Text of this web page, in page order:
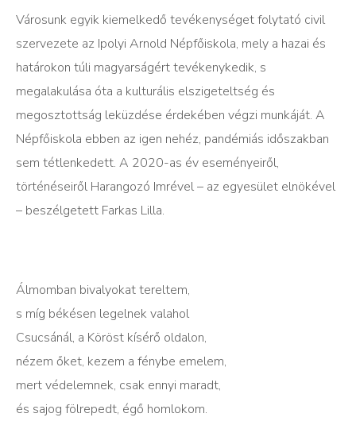
Városunk egyik kiemelkedő tevékenységet folytató civil
szervezete az Ipolyi Arnold Népfőiskola, mely a hazai és
határokon túli magyarságért tevékenykedik, s
megalakulása óta a kulturális elszigeteltség és
megosztottság leküzdése érdekében végzi munkáját. A
Népfőiskola ebben az igen nehéz, pandémiás időszakban
sem tétlenkedett. A 2020-as év eseményeiről,
történéseiről Harangozó Imrével – az egyesület elnökével
– beszélgetett Farkas Lilla.
Álmomban bivalyokat tereltem,
s míg békésen legelnek valahol
Csucsánál, a Köröst kísérő oldalon,
nézem őket, kezem a fénybe emelem,
mert védelemnek, csak ennyi maradt,
és sajog fölrepedt, égő homlokom.